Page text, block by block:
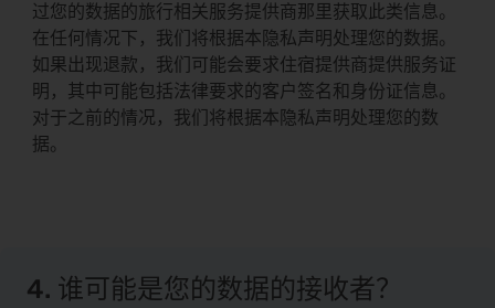
过您的数据的旅行相关服务提供商那里获取此类信息。
在任何情况下，我们将根据本隐私声明处理您的数据。
如果出现退款，我们可能会要求住宿提供商提供服务证
明，其中可能包括法律要求的客户签名和身份证信息。
对于之前的情况，我们将根据本隐私声明处理您的数
据。
4. 谁可能是您的数据的接收者？